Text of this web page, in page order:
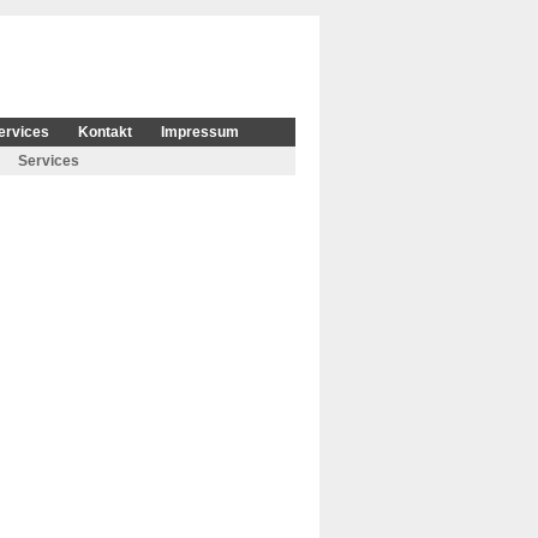
Kontakt
Impressum
Services